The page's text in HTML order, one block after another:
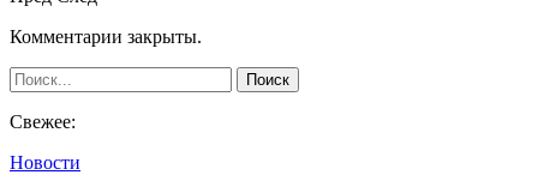
Комментарии закрыты.
Свежее:
Новости